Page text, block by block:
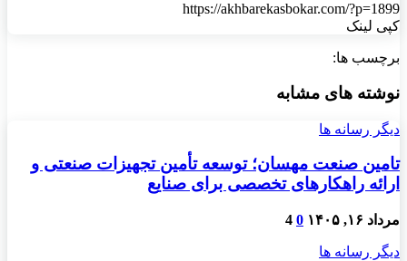
https://akhbarekasbokar.com/?p=1899
کپی لینک
برچسب ها:
نوشته های مشابه
دیگر رسانه ها
تامین صنعت مهسان؛ توسعه تأمین تجهیزات صنعتی و
ارائه راهکارهای تخصصی برای صنایع
مرداد ۱۶, ۱۴۰۵ 0
4
دیگر رسانه ها